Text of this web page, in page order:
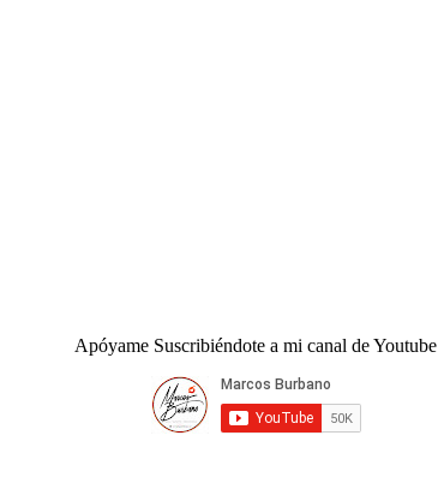
Apóyame Suscribiéndote a mi canal de Youtube